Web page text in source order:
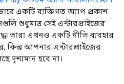
একটি ব্যক্তিগত অ্যাপ প্রকাশ
শুধুমাত্র সেই এন্টারপ্রাইজের
তারা এখনও একটি নীতি ব্যবহার
কিন্তু আপনার এন্টারপ্রাইজের
দৃশ্যমান হবে না।